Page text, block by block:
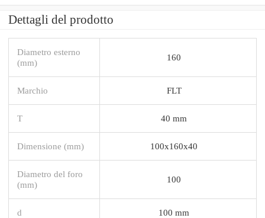
Dettagli del prodotto
Diametro esterno
(mm)
160
Marchio FLT
T 40 mm
Dimensione (mm) 100x160x40
Diametro del foro
(mm)
100
d 100 mm